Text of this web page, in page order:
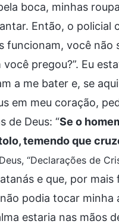
boca, minhas
Então, o policial
funcionam, você não
pregou?”. Eu
a me bater e, se
em meu coração,
de Deus: “Se o
temendo que
“Declarações de
e que, por
podia tocar minha
estaria nas mãos